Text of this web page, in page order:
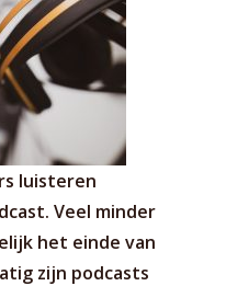
luisteren
Veel minder
het einde van
zijn podcasts